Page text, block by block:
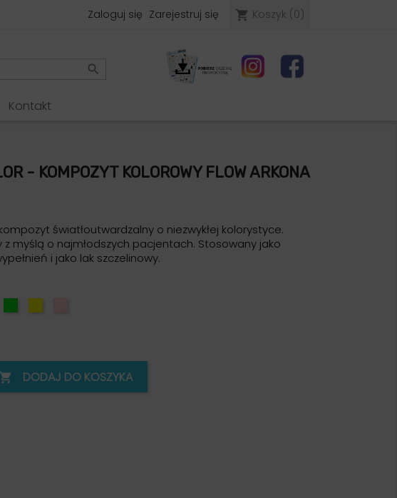
Zaloguj się Zarejestruj się shopping_cart Koszyk (0)

Kontakt
- KOMPOZYT KOLOROWY FLOW ARKONA
światłoutwardzalny o niezwykłej kolorystyce.
z myślą o najmłodszych pacjentach. Stosowany jako
i jako lak szczelinowy.
 DODAJ DO KOSZYKA